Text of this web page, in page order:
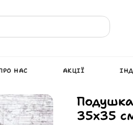
НАС АКЦІЇ
35х35